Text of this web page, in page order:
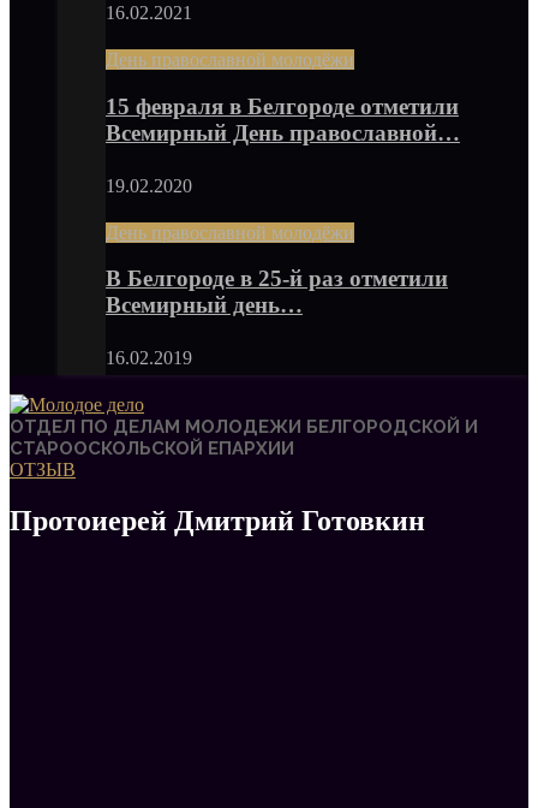
16.02.2021
День православной молодёжи
15 февраля в Белгороде отметили
Всемирный День православной…
19.02.2020
День православной молодёжи
В Белгороде в 25-й раз отметили
Всемирный день…
16.02.2019
ОТДЕЛ ПО ДЕЛАМ МОЛОДЕЖИ БЕЛГОРОДСКОЙ И
СТАРООСКОЛЬСКОЙ ЕПАРХИИ
ОТЗЫВ
Протоиерей Дмитрий Готовкин